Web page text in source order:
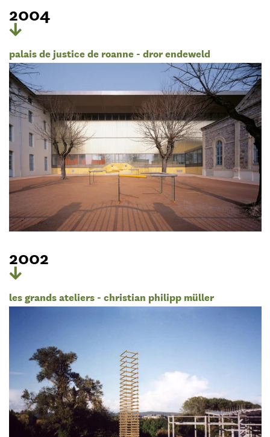
2004
palais de justice de roanne - dror endeweld
2002
les grands ateliers - christian philipp müller